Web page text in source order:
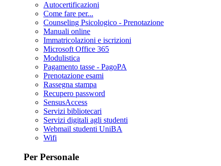
Autocertificazioni
Come fare per...
Counseling Psicologico - Prenotazione
Manuali online
Immatricolazioni e iscrizioni
Microsoft Office 365
Modulistica
Pagamento tasse - PagoPA
Prenotazione esami
Rassegna stampa
Recupero password
SensusAccess
Servizi bibliotecari
Servizi digitali agli studenti
Webmail studenti UniBA
Wifi
Per Personale